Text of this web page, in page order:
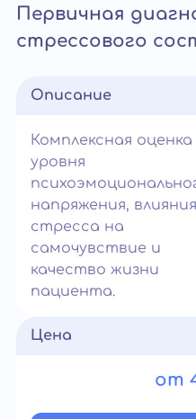
Первичная
стрессового
Описание
Комплексная оценка
уровня
напряжения, влияния
стресса на
самочувствие и
качество жизни
пациента.
Цена
от